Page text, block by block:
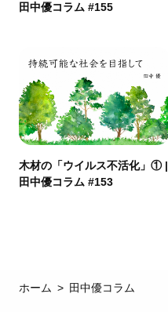
田中優コラム #155
木材の「ウイルス不活化」① |
田中優コラム #153
ホーム 田中優コラム